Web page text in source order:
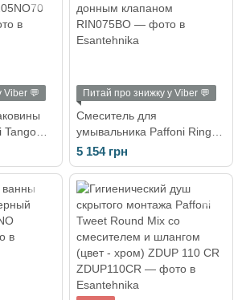
Viber 💬
Tango
Питай про знижку у Viber 💬
Смеситель для
умывальника Paffoni Ringo
белый матовый RIN075BO с
донным клапаном
5 154 грн